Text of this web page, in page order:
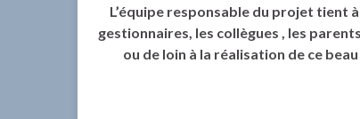
L’équipe responsable du projet tient
gestionnaires, les collègues , les
ou de loin à la réalisation de ce